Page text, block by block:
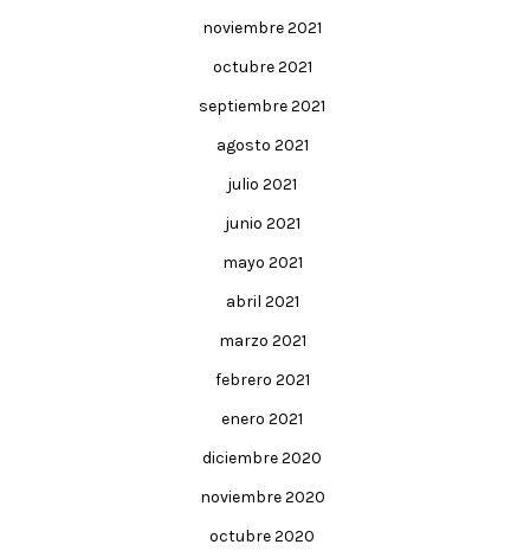
noviembre 2021
octubre 2021
septiembre 2021
agosto 2021
julio 2021
junio 2021
mayo 2021
abril 2021
marzo 2021
febrero 2021
enero 2021
diciembre 2020
noviembre 2020
octubre 2020